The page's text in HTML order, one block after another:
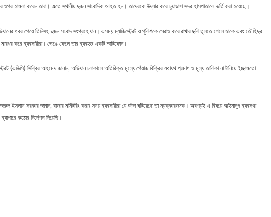
ওপর হামলা করেন তারা। এতে স্থানীয় দুজন সাংবাদিক আহত হন। তাদেরকে উদ্ধার করে চুয়াডাঙ্গা সদর হাসপাতালে ভর্তি করা হয়েছে।
খবর পেয়ে তিনিসহ দুজন সংবাদ সংগ্রহে যান। এসময় ম্যাজিস্ট্রেট ও পুলিশকে ঘেরাও করে রাখার ছবি তুলতে গেলে তাকে এবং তৌহিদুর
করে ব্যবসায়ীরা। ভেঙে ফেলে তার ব্যবহৃত একটি স্মার্টফোন।
(এডিসি) সিব্বির আহমেদ জানান, অভিযান চলাকালে অতিরিক্ত মূল্যে পেঁয়াজ বিক্রির যথাযথ প্রমাণ ও মূল্য তালিকা না টানিয়ে ইচ্ছামতো
নজরুল ইসলাম সরকার জানান, বাজার মনিটরিং করার সময় ব্যবসায়ীরা যে ঘটনা ঘটিয়েছে তা ন্যক্কারজনক। অবশ্যই এ বিষয়ে আইনানুগ ব্যবস্থা
কঠোর নির্দেশনা দিয়েছি।